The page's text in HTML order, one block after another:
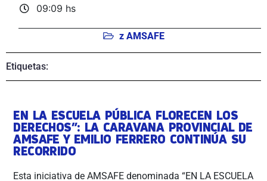
09:09 hs
z AMSAFE
Etiquetas:
EN LA ESCUELA PÚBLICA FLORECEN LOS
DERECHOS”: LA CARAVANA PROVINCIAL DE
AMSAFE Y EMILIO FERRERO CONTINÚA SU
RECORRIDO
Esta iniciativa de AMSAFE denominada “EN LA ESCUELA